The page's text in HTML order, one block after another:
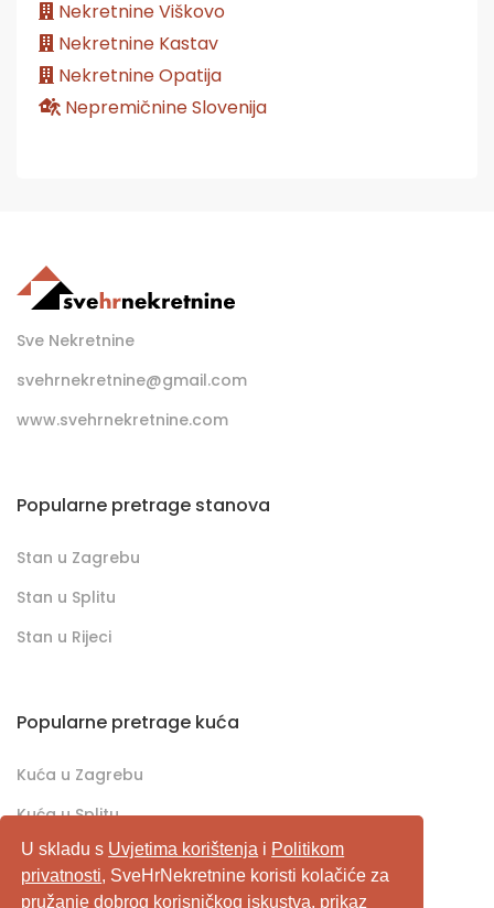
U skladu s Uvjetima korištenja i Politikom
privatnosti, SveHrNekretnine koristi kolačiće za
pružanje dobrog korisničkog iskustva, prikaz
Nekretnine Viškovo
Nekretnine Kastav
Nekretnine Opatija
Nepremičnine Slovenija
Sve Nekretnine
svehrnekretnine@gmail.com
www.svehrnekretnine.com
Popularne pretrage stanova
Stan u Zagrebu
Stan u Splitu
Stan u Rijeci
Popularne pretrage kuća
Kuća u Zagrebu
Kuća u Splitu
Kuća u Rijeci